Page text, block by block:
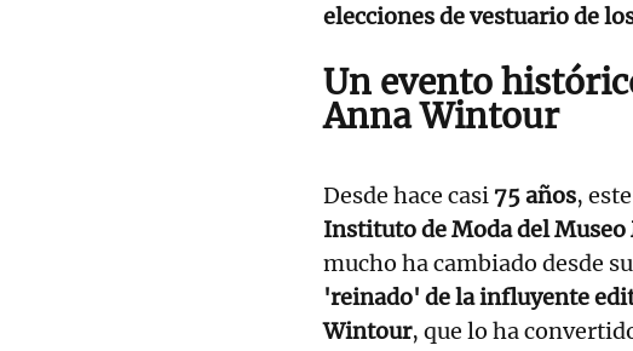
elecciones de vestuario de
Un evento
Anna Wintour
Desde hace casi 75 años,
Instituto de Moda del
mucho ha cambiado desde
'reinado' de la influyente
Wintour, que lo ha